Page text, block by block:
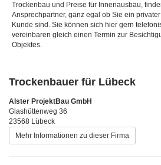
Trockenbau und Preise für Innenausbau,
Ansprechpartner, ganz egal ob Sie ein
Kunde sind. Sie können sich hier gern
vereinbaren gleich einen Termin zur
Objektes.
Trockenbauer für Lübeck
Alster ProjektBau GmbH
Glashüttenweg 36
23568 Lübeck
Mehr Informationen zu dieser Firma